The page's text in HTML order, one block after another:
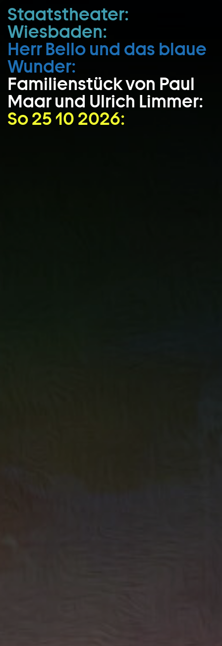
Zum Hauptinhalt springen
Zum Footer springen
Staatstheater:
Wiesbaden:
Herr Bello und das blaue
Wunder:
Familienstück von Paul
Maar und Ulrich Limmer:
So 25 10 2026: